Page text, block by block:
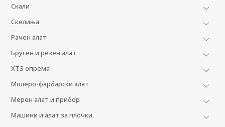
Скали
Скелиња
Рачен алат
Брусен и резен алат
ХТЗ опрема
Молеро-фарбарски алат
Мерен алат и прибор
Машини и алат за плочки